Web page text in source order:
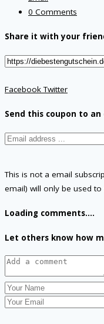
0 Comments
Share it with your
FacebookTwitter
Send this coupon to an
This is not a email
email) will only be used
Loading comments....
Let others know how